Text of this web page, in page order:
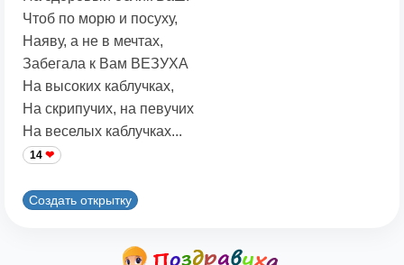
Чтоб по морю и посуху,
Наяву, а не в мечтах,
Забегала к Вам ВЕЗУХА
На высоких каблучках,
На скрипучих, на певучих
На веселых каблучках...
14
Создать открытку